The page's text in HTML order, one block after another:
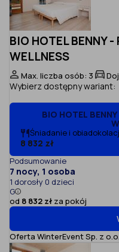
BIO HOTEL BENNY
WELLNESS
Max. liczba osób: 3
Wybierz dostępny wariant:
BIO HOTEL
Śniadanie i
8 832 zł
Podsumowanie
7 nocy, 1 osoba
1 dorosły 0 dzieci
G
od 8 832 zł za pokój
Oferta WinterEvent Sp. z